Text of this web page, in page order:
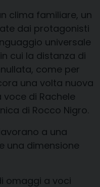
clima familiare, un
dai protagonisti
universale
in cui la distanza di
, come per
una volta nuova
voce di Rachele
di Rocco Nigro.
a una
una dimensione
omaggi a voci